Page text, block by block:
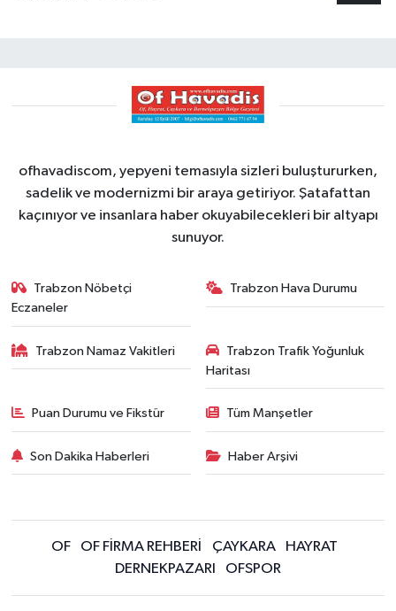
ofhavadiscom, yepyeni temasıyla sizleri buluştururken,
sadelik ve modernizmi bir araya getiriyor. Şatafattan
kaçınıyor ve insanlara haber okuyabilecekleri bir altyapı
sunuyor.
Trabzon Nöbetçi
Eczaneler
Trabzon Hava Durumu
Trabzon Namaz Vakitleri
Trabzon Trafik Yoğunluk
Haritası
Puan Durumu ve Fikstür Tüm Manşetler
Son Dakika Haberleri Haber Arşivi
OF OF FİRMA REHBERİ ÇAYKARA
HAYRAT
DERNEKPAZARI
OFSPOR